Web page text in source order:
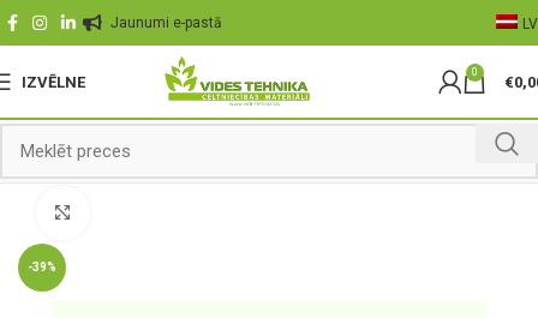
Jaunumi e-pastā LV
IZVĒLNE
0
€
-39%